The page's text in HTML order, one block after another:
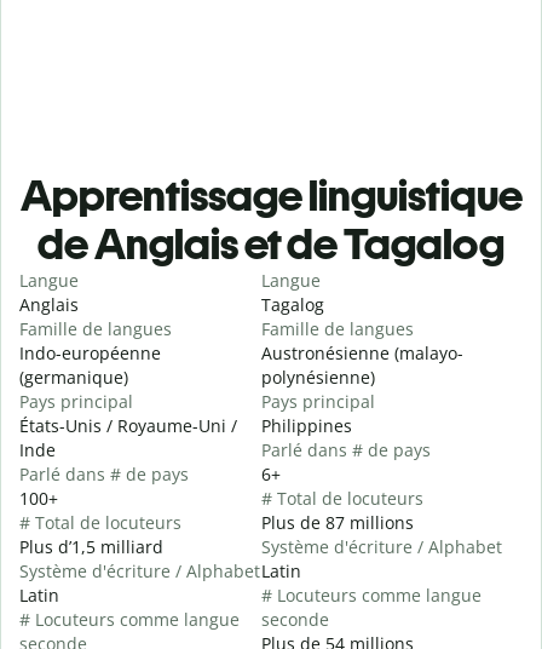
Apprentissage linguistique
de Anglais et de Tagalog
Langue
Anglais
Famille de langues
Indo-européenne
(germanique)
Pays principal
États-Unis / Royaume-Uni /
Inde
Parlé dans # de pays
100+
# Total de locuteurs
Plus d’1,5 milliard
Système d'écriture / Alphabet
Latin
# Locuteurs comme langue
seconde
Langue
Tagalog
Famille de langues
Austronésienne (malayo-
polynésienne)
Pays principal
Philippines
Parlé dans # de pays
6+
# Total de locuteurs
Plus de 87 millions
Système d'écriture / Alphabet
Latin
# Locuteurs comme langue
seconde
Plus de 54 millions